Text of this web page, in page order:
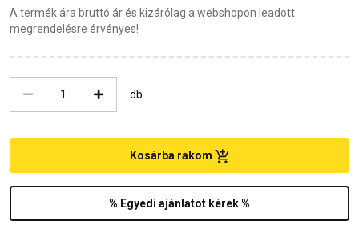
A termék ára bruttó ár és kizárólag a webshopon leadott
megrendelésre érvényes!
db
% Egyedi ajánlatot kérek %
Kosárba rakom